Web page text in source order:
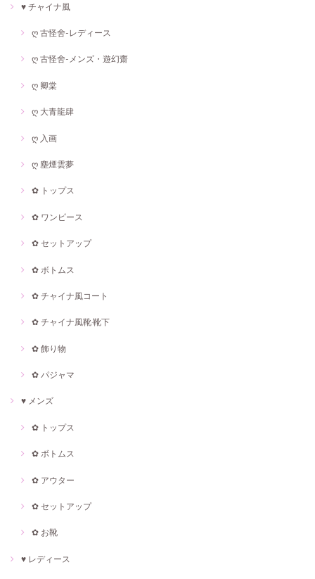
♥ チャイナ風
ღ 古怪舍-レディース
ღ 古怪舍-メンズ・遊幻齋
ღ 卿棠
ღ 大青龍肆
ღ 入画
ღ 塵煙雲夢
✿ トップス
✿ ワンピース
✿ セットアップ
✿ ボトムス
✿ チャイナ風コート
✿ チャイナ風靴·靴下
✿ 飾り物
✿ パジャマ
♥ メンズ
✿ トップス
✿ ボトムス
✿ アウター
✿ セットアップ
✿ お靴
♥ レディース